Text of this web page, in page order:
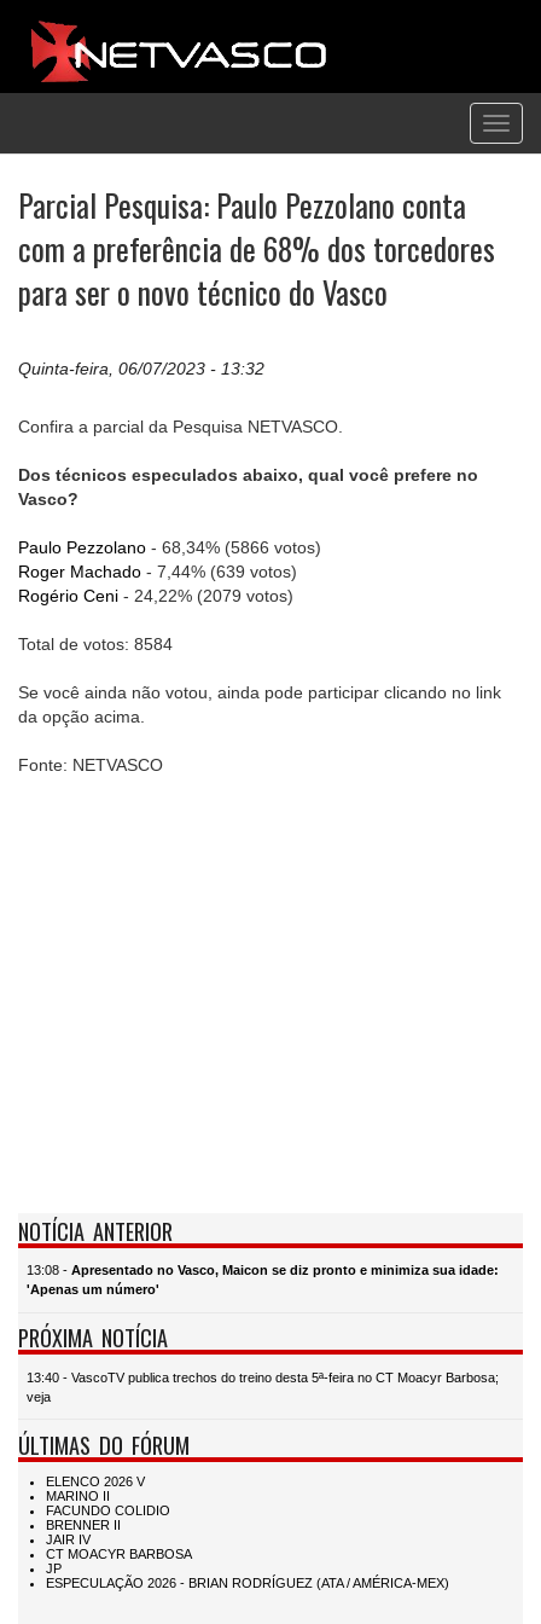
Parcial Pesquisa: Paulo Pezzolano conta
com a preferência de 68% dos torcedores
para ser o novo técnico do Vasco
Quinta-feira, 06/07/2023 - 13:32
Confira a parcial da Pesquisa NETVASCO.
Dos técnicos especulados abaixo, qual você prefere no
Vasco?
Paulo Pezzolano - 68,34% (5866 votos)
Roger Machado - 7,44% (639 votos)
Rogério Ceni - 24,22% (2079 votos)
Total de votos: 8584
Se você ainda não votou, ainda pode participar clicando no link
da opção acima.
Fonte: NETVASCO
NOTÍCIA ANTERIOR
13:08 - Apresentado no Vasco, Maicon se diz pronto e minimiza sua idade:
'Apenas um número'
PRÓXIMA NOTÍCIA
13:40 - VascoTV publica trechos do treino desta 5ª-feira no CT Moacyr Barbosa;
veja
ÚLTIMAS DO FÓRUM